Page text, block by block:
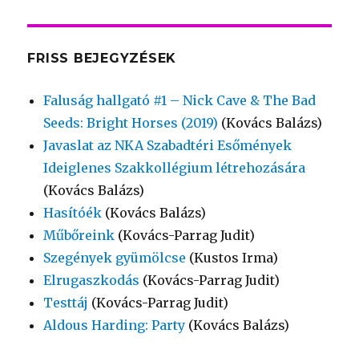
FRISS BEJEGYZÉSEK
Faluság hallgató #1 – Nick Cave & The Bad
Seeds: Bright Horses (2019) (Kovács Balázs)
Javaslat az NKA Szabadtéri Esőmények
Ideiglenes Szakkollégium létrehozására
(Kovács Balázs)
Hasítóék (Kovács Balázs)
Műbőreink (Kovács-Parrag Judit)
Szegények gyümölcse (Kustos Irma)
Elrugaszkodás (Kovács-Parrag Judit)
Testtáj (Kovács-Parrag Judit)
Aldous Harding: Party (Kovács Balázs)